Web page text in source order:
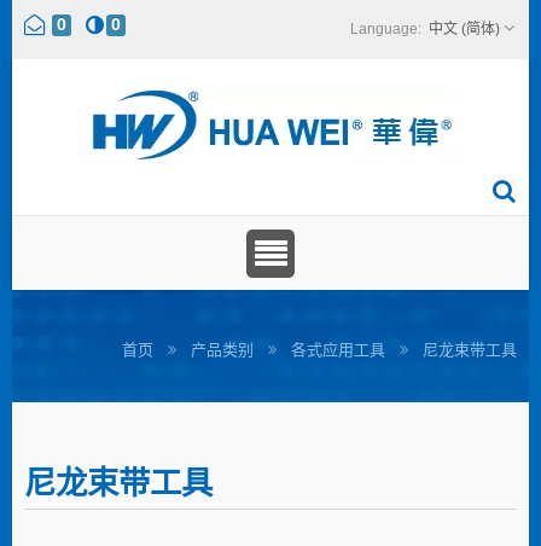
0 0 中文 (简体)
首页 产品类别 各式应用工具 尼龙束带工具
尼龙束带工具